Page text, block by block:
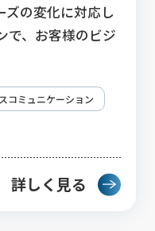
ズの変化に対応し
で、お客様のビジ
コミュニケーション
詳しく見る